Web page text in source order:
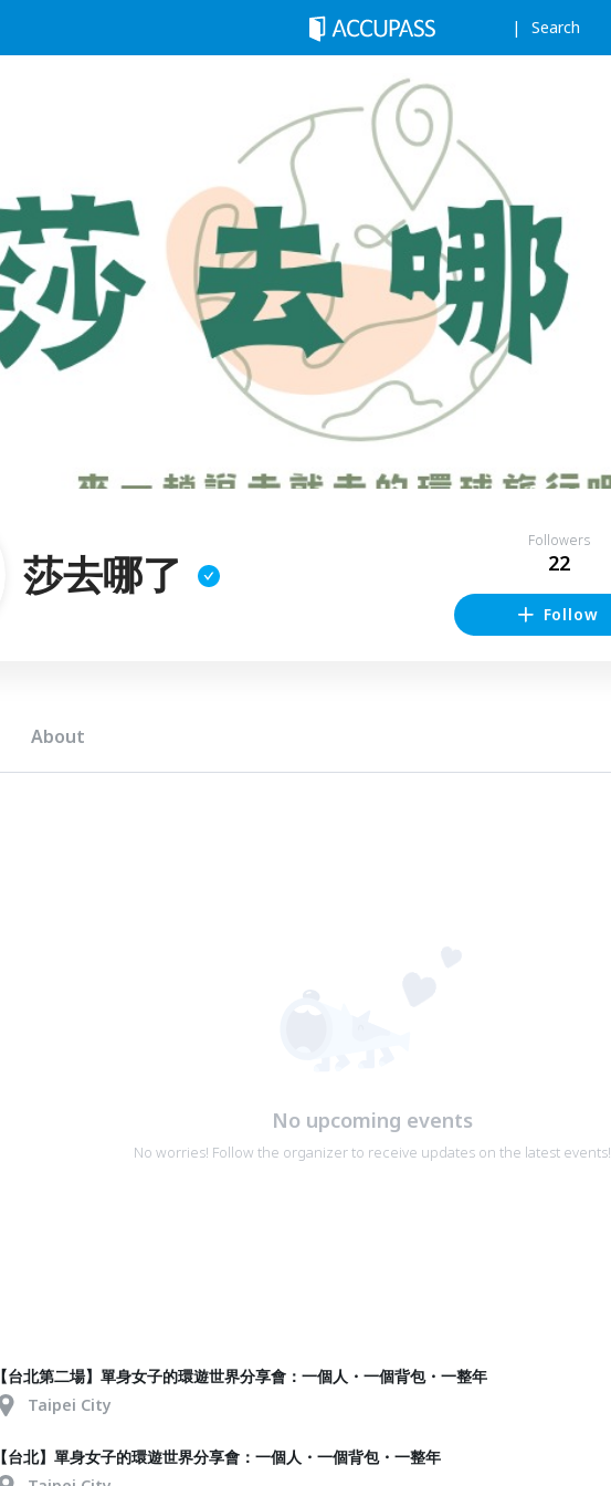
Search
莎去哪了
Followers
22
Follow
About
No upcoming events
No worries! Follow the organizer to receive updates on the latest events!
【台北第二場】單身女子的環遊世界分享會：一個人・一個背包・一整年
Taipei City
【台北】單身女子的環遊世界分享會：一個人・一個背包・一整年